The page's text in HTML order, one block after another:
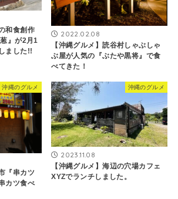
和食創作
』が2月1
ました!!
2022.02.08
【沖縄グルメ】読谷村しゃぶしゃ
ぶ屋が人気の『ぶたや黒将』で食
べてきた！
沖縄のグルメ
『串カツ
カツ食べ
沖縄のグルメ
2023.11.08
【沖縄グルメ】海辺の穴場カフェ
XYZでランチしました。